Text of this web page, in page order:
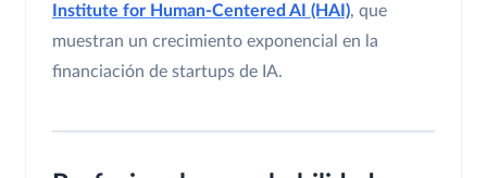
Institute for Human-Centered AI (HAI), que
muestran un crecimiento exponencial en la
financiación de startups de IA.